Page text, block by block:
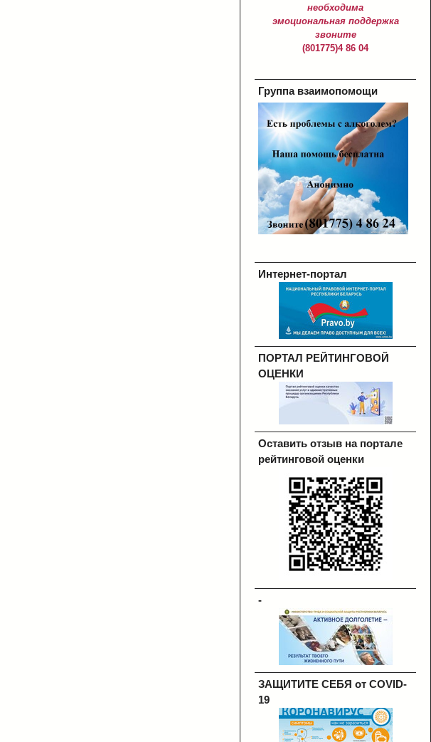
необходима
эмоциональная поддержка
звоните
(801775)4 86 04
Группа взаимопомощи
Интернет-портал
ПОРТАЛ РЕЙТИНГОВОЙ
ОЦЕНКИ
Оставить отзыв на портале
рейтинговой оценки
-
ЗАЩИТИТЕ СЕБЯ от COVID-
19